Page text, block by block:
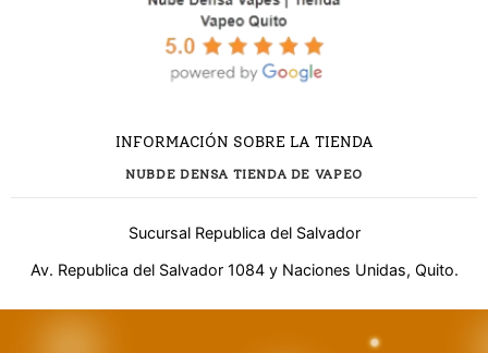
INFORMACIÓN SOBRE LA TIENDA
NUBDE DENSA TIENDA DE VAPEO
Sucursal Republica del Salvador
Av. Republica del Salvador 1084 y Naciones Unidas, Quito.